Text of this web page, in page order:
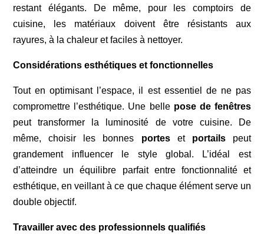
restant élégants. De même, pour les comptoirs de
cuisine, les matériaux doivent être résistants aux
rayures, à la chaleur et faciles à nettoyer.
Considérations esthétiques et fonctionnelles
Tout en optimisant l’espace, il est essentiel de ne pas
compromettre l’esthétique. Une belle pose de fenêtres
peut transformer la luminosité de votre cuisine. De
même, choisir les bonnes porteset portailspeut
grandement influencer le style global. L’idéal est
d’atteindre un équilibre parfait entre fonctionnalité et
esthétique, en veillant à ce que chaque élément serve un
double objectif.
Travailler avec des professionnels qualifiés